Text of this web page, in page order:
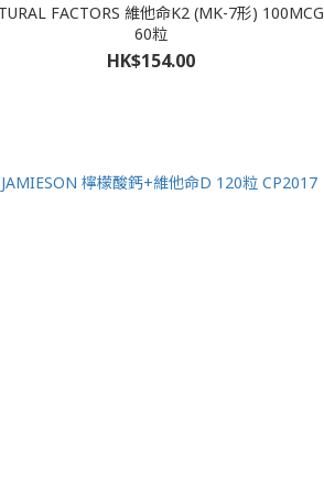
FACTORS 維他命K2 (MK-7形) 100MCG
60粒
HK$154.00